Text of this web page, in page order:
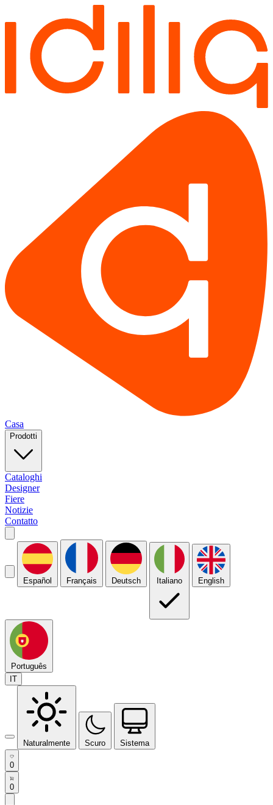
Casa
Prodotti
Cataloghi
Designer
Fiere
Notizie
Contatto
Español Français Deutsch Italiano English
Português
IT
Naturalmente Scuro Sistema
0
0